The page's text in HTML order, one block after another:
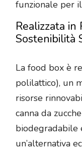
funzionale per
Realizzata
Sostenibilità
La food box è
polilattico), un
risorse
canna da
biodegradabile
un’alternativa